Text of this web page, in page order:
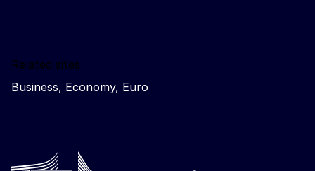
Related sites
Business, Economy, Euro